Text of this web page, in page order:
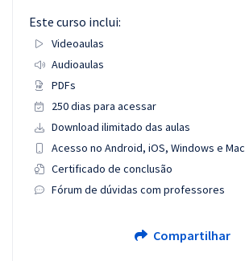
Este curso inclui:
Videoaulas
Audioaulas
PDFs
250 dias para acessar
Download ilimitado das aulas
Acesso no Android, iOS, Windows e Mac
Certificado de conclusão
Fórum de dúvidas com professores
Compartilhar